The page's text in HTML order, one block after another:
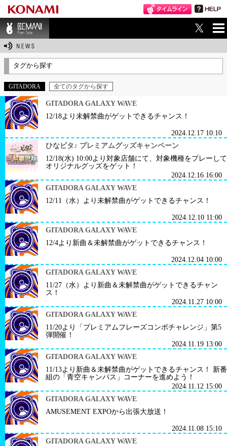
BEMANI Fan Sit
タグから探す
GITADORA 全てのタグから探す
GITADORA GALAXY WAVE
12/18より未解禁曲がゲットできるチャンス！
2024.12.17 10:10
ひなビタ♪ プレミアムグッズキャンペーン
12/18(水) 10:00より対象店舗にて、対象機種をプレーして
オリジナルグッズをゲット！
2024.12.16 16:00
GITADORA GALAXY WAVE
12/11（水）より未解禁曲がゲットできるチャンス！
2024.12.10 11:00
GITADORA GALAXY WAVE
12/4より新曲＆未解禁曲がゲットできるチャンス！
2024.12.04 10:00
GITADORA GALAXY WAVE
11/27（水）より新曲＆未解禁曲がゲットできるチャン
ス！
2024.11.27 10:00
GITADORA GALAXY WAVE
11/20より「プレミアムフレーズコンボチャレンジ」第5
弾開催！
2024.11.19 13:00
GITADORA GALAXY WAVE
11/13より新曲＆未解禁曲がゲットできるチャンス！ 新番
組の「青空キャンパス」コーナーを進めよう！
2024.11.12 15:00
GITADORA GALAXY WAVE
AMUSEMENT EXPOから出張大放送！
2024.11.08 15:10
GITADORA GALAXY WAVE